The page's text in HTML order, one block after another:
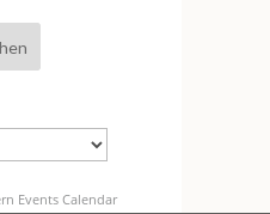
Events Calendar